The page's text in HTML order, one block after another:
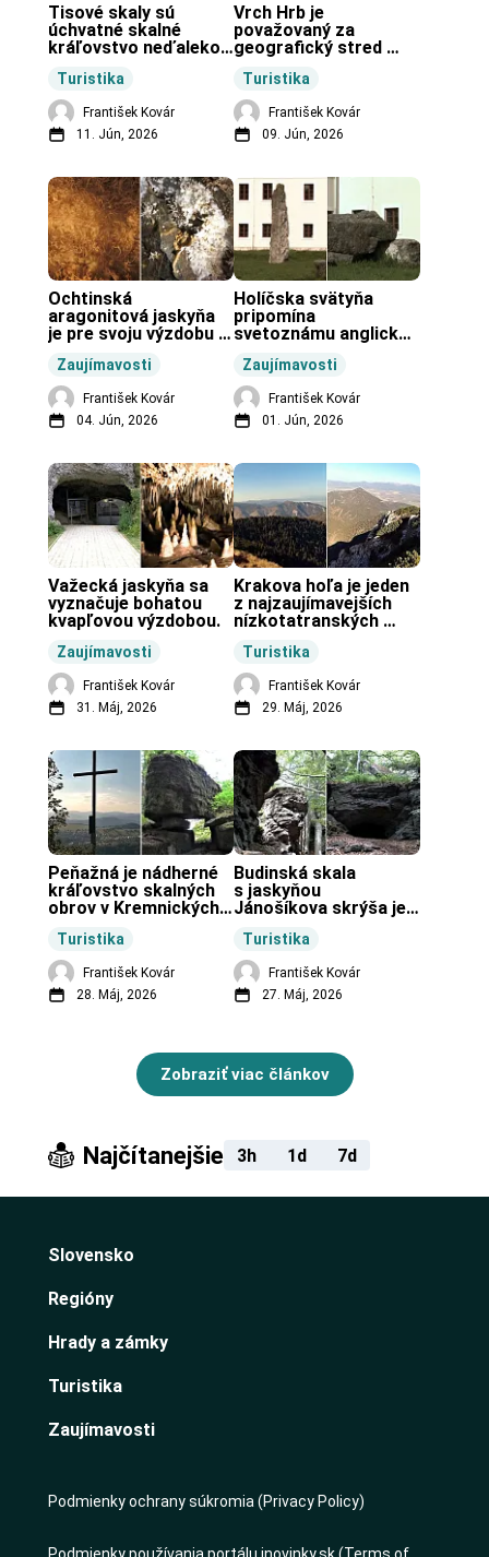
Turistika
Tisové skaly sú
úchvatné skalné
kráľovstvo neďaleko
František Kovár
11. Jún, 2026
Turistika
Vrch Hrb je
považovaný za
geografický stred
František Kovár
09. Jún, 2026
Zaujímavosti
Ochtinská
aragonitová jaskyňa
je pre svoju výzdobu
vo svete.
František Kovár
04. Jún, 2026
Zaujímavosti
Holíčska svätyňa
pripomína
svetoznámu anglickú
František Kovár
01. Jún, 2026
Zaujímavosti
Važecká jaskyňa sa
vyznačuje bohatou
kvapľovou výzdobou.
František Kovár
31. Máj, 2026
Turistika
Krakova hoľa je jeden
z najzaujímavejších
nízkotatranských
František Kovár
29. Máj, 2026
Turistika
Peňažná je nádherné
kráľovstvo skalných
obrov v Kremnických
František Kovár
28. Máj, 2026
Turistika
Budinská skala
s jaskyňou
Jánošíkova skrýša je
obci Budiná.
František Kovár
27. Máj, 2026
Zobraziť viac článkov
Najčítanejšie 3h 1d 7d
Slovensko
Regióny
Hrady a zámky
Turistika
Zaujímavosti
Podmienky ochrany súkromia (Privacy Policy)